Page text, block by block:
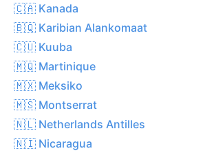
🇨🇦 Kanada
🇧🇶 Karibian Alankomaat
🇨🇺 Kuuba
🇲🇶 Martinique
🇲🇽 Meksiko
🇲🇸 Montserrat
🇳🇱 Netherlands Antilles
🇳🇮 Nicaragua